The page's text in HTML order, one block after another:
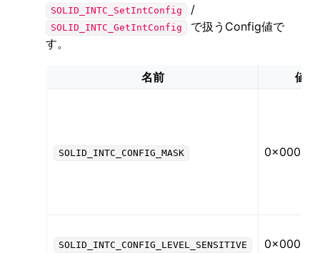
SOLID_INTC_SetIntConfig /
SOLID_INTC_GetIntConfig
で扱うConfig値で
す。
名前 値
SOLID_INTC_CONFIG_MASK
SOLID_INTC_CONFIG_LEVEL_SENSITIVE